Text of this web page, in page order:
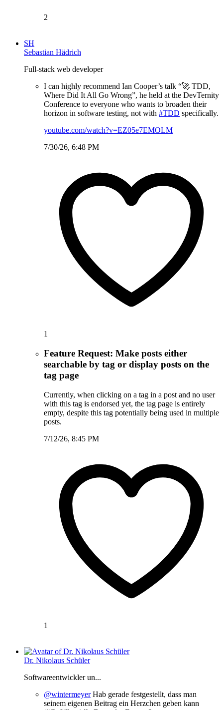
2
SH
Sebastian Hädrich
Full-stack web developer
I can highly recommend Ian Cooper’s talk “🚀 TDD,
Where Did It All Go Wrong”, he held at the DevTernity
Conference to everyone who wants to broaden their
horizon in software testing, not with #TDD specifically.
youtube.com/watch?v=EZ05e7EMOLM
7/30/26, 6:48 PM
1
Feature Request: Make posts either
searchable by tag or display posts on the
tag page
Currently, when clicking on a tag in a post and no user
with this tag is endorsed yet, the tag page is entirely
empty, despite this tag potentially being used in multiple
posts.
7/12/26, 8:45 PM
1
Dr. Nikolaus Schüler
Softwareentwickler un...
@wintermeyerHab gerade festgestellt, dass man
seinem eigenen Beitrag ein Herzchen geben kann